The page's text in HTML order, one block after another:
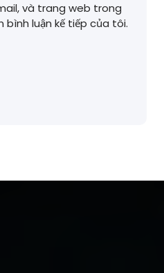
và trang web trong
bình luận kế tiếp của tôi.